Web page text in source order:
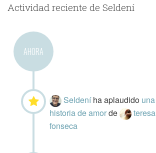
Actividad reciente de Seldení
AHORA
Seldeníha aplaudido una
historia de amorde
teresa
fonseca